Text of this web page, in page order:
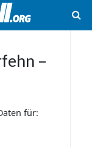
–
für: